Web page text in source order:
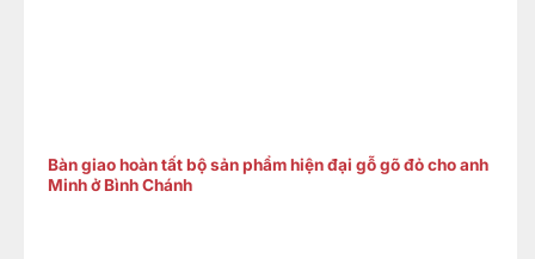
Bàn giao hoàn tất bộ sản phẩm hiện đại gỗ gõ đỏ cho anh
Minh ở Bình Chánh